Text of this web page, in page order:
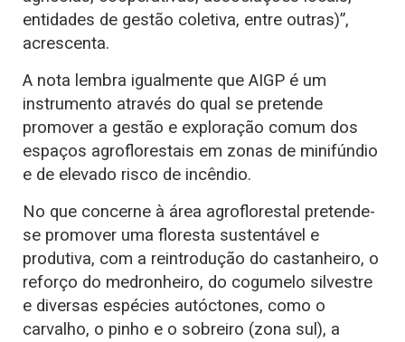
entidades de gestão coletiva, entre outras)”,
acrescenta.
A nota lembra igualmente que AIGP é um
instrumento através do qual se pretende
promover a gestão e exploração comum dos
espaços agroflorestais em zonas de minifúndio
e de elevado risco de incêndio.
No que concerne à área agroflorestal pretende-
se promover uma floresta sustentável e
produtiva, com a reintrodução do castanheiro, o
reforço do medronheiro, do cogumelo silvestre
e diversas espécies autóctones, como o
carvalho, o pinho e o sobreiro (zona sul), a